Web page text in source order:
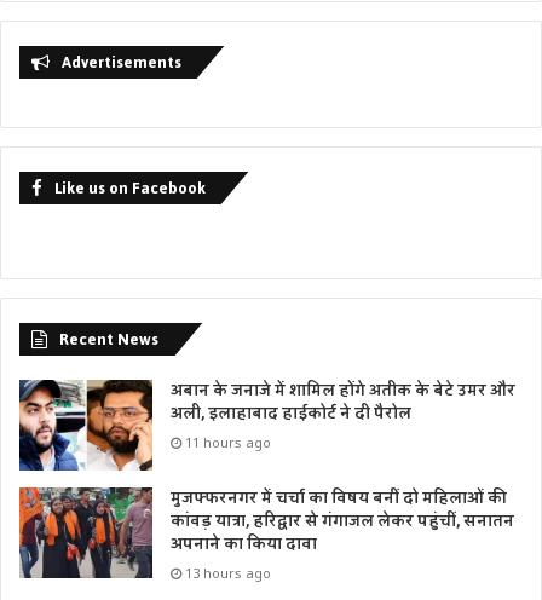
Advertisements
Like us on Facebook
Recent News
अबान के जनाजे में शामिल होंगे अतीक के बेटे उमर और
अली, इलाहाबाद हाईकोर्ट ने दी पैरोल
11 hours ago
मुजफ्फरनगर में चर्चा का विषय बनीं दो महिलाओं की
कांवड़ यात्रा, हरिद्वार से गंगाजल लेकर पहुंचीं, सनातन
अपनाने का किया दावा
13 hours ago